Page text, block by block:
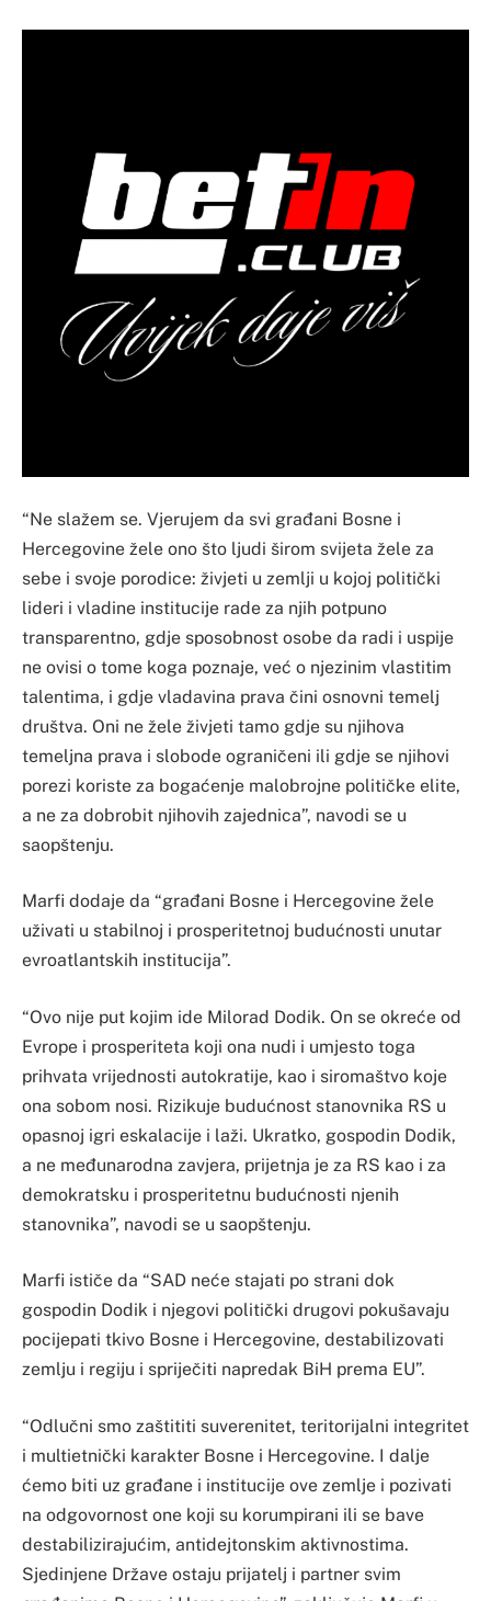
“Ne slažem se. Vjerujem da svi građani Bosne i
Hercegovine žele ono što ljudi širom svijeta žele za
sebe i svoje porodice: živjeti u zemlji u kojoj politički
lideri i vladine institucije rade za njih potpuno
transparentno, gdje sposobnost osobe da radi i uspije
ne ovisi o tome koga poznaje, već o njezinim vlastitim
talentima, i gdje vladavina prava čini osnovni temelj
društva. Oni ne žele živjeti tamo gdje su njihova
temeljna prava i slobode ograničeni ili gdje se njihovi
porezi koriste za bogaćenje malobrojne političke elite,
a ne za dobrobit njihovih zajednica”, navodi se u
saopštenju.
Marfi dodaje da “građani Bosne i Hercegovine žele
uživati ​​u stabilnoj i prosperitetnoj budućnosti unutar
evroatlantskih institucija”.
“Ovo nije put kojim ide Milorad Dodik. On se okreće od
Evrope i prosperiteta koji ona nudi i umjesto toga
prihvata vrijednosti autokratije, kao i siromaštvo koje
ona sobom nosi. Rizikuje budućnost stanovnika RS u
opasnoj igri eskalacije i laži. Ukratko, gospodin Dodik,
a ne međunarodna zavjera, prijetnja je za RS kao i za
demokratsku i prosperitetnu budućnosti njenih
stanovnika”, navodi se u saopštenju.
Marfi ističe da “SAD neće stajati po strani dok
gospodin Dodik i njegovi politički drugovi pokušavaju
pocijepati tkivo Bosne i Hercegovine, destabilizovati
zemlju i regiju i spriječiti napredak BiH prema EU”.
“Odlučni smo zaštititi suverenitet, teritorijalni integritet
i multietnički karakter Bosne i Hercegovine. I dalje
ćemo biti uz građane i institucije ove zemlje i pozivati ​​
na odgovornost one koji su korumpirani ili se bave
destabilizirajućim, antidejtonskim aktivnostima.
Sjedinjene Države ostaju prijatelj i partner svim